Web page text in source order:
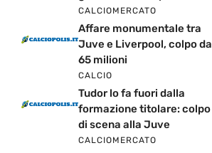
CALCIOMERCATO
Affare monumentale tra
Juve e Liverpool, colpo da
65 milioni
CALCIO
Tudor lo fa fuori dalla
formazione titolare: colpo
di scena alla Juve
CALCIOMERCATO